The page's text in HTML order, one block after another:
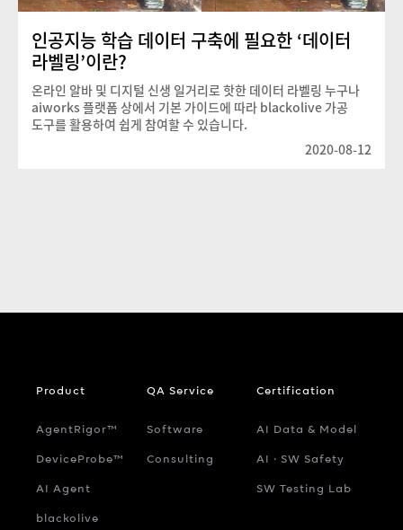
인공지능 학습 데이터 구축에 필요한 ‘데이터
라벨링’이란?
온라인 알바 및 디지털 신생 일거리로 핫한 데이터 라벨링 누구나
aiworks 플랫폼 상에서 기본 가이드에 따라 blackolive 가공
도구를 활용하여 쉽게 참여할 수 있습니다.
2020-08-12
Product
AgentRigor™
DeviceProbe™
AI Agent
blackolive
QA Service
Software
Consulting
Certification
AI Data & Model
AI ‧ SW Safety
SW Testing Lab